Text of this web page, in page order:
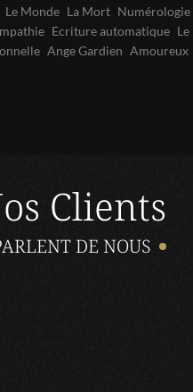
Le Monde La Mort Numérologie
Ecriture automatique
Ange Gardien Amoureux
Clients
DE NOUS